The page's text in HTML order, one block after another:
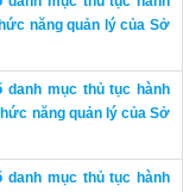
năng quản lý của Sở
danh mục thủ tục hành
năng quản lý của Sở
danh mục thủ tục hành